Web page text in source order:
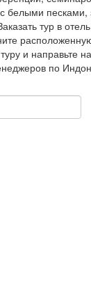
белыми
тур в
и направьте
по